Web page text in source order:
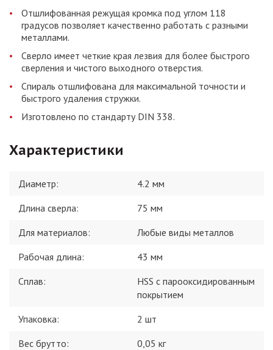
Отшлифованная режущая кромка под углом 118
градусов позволяет качественно работать с разными
металлами.
Сверло имеет четкие края лезвия для более быстрого
сверления и чистого выходного отверстия.
Спираль отшлифована для максимальной точности и
быстрого удаления стружки.
Изготовлено по стандарту DIN 338.
Характеристики
Диаметр:
4.2 мм
Длина сверла:
75 мм
Для материалов:
Любые виды металлов
Рабочая длина:
43 мм
Сплав:
HSS с парооксидированным
покрытием
Упаковка:
2 шт
Вес брутто:
0,05 кг